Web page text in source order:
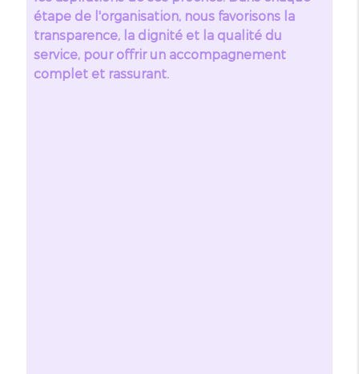
étape de l'organisation, nous favorisons la
transparence, la dignité et la qualité du
service, pour offrir un accompagnement
complet et rassurant.